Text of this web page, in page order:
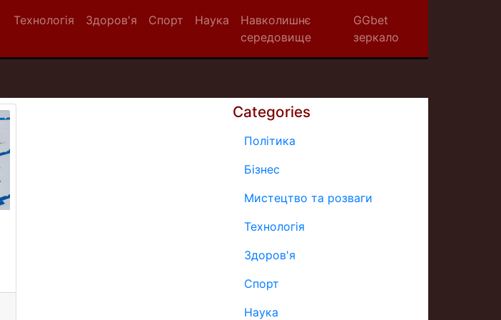
Технологія Здоров'я Спорт Наука
Навколишнє
середовище
GGbet
зеркало
Categories
Політика
Бізнес
Мистецтво та розваги
Технологія
Здоров'я
Спорт
Наука